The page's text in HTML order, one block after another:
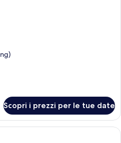
Scopri i prezzi per le tue date
Un'area pranzo moderna con un